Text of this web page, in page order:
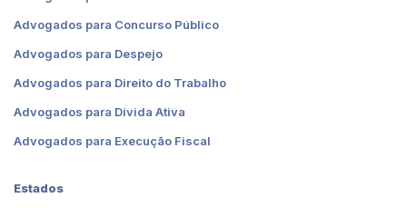
Advogados para Concurso Público
Advogados para Despejo
Advogados para Direito do Trabalho
Advogados para Dívida Ativa
Advogados para Execução Fiscal
Estados